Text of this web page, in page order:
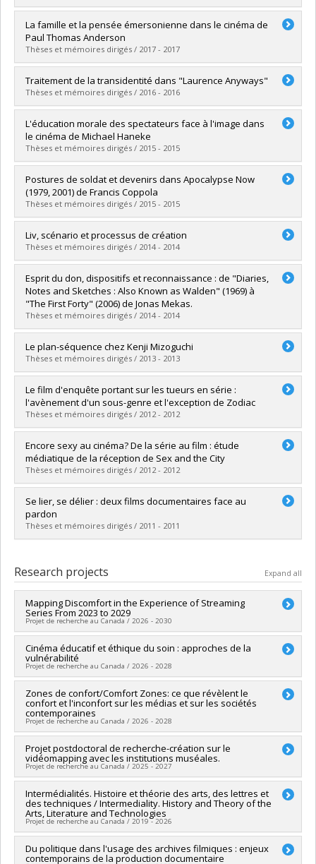
Graduate :McLellan, Justine
Cycle :Master's
Grade :M.A.
Lien vers le document dans Papyrus
La famille et la pensée émersonienne dans le cinéma de
Paul Thomas Anderson
Thèses et mémoires dirigés / 2017 - 2017
Graduate :Pelchat, Patrick
Cycle : Master's
Grade :M.A.
Traitement de la transidentité dans "Laurence Anyways"
Thèses et mémoires dirigés / 2016 - 2016
Graduate : Légeron, Camille
Cycle :Master's
Grade :M.A.
Lien vers le document dans Papyrus
L'éducation morale des spectateurs face à l'image dans
le cinéma de Michael Haneke
Thèses et mémoires dirigés / 2015 - 2015
Graduate :Lévesque, Marc-Antoine
Cycle :Master's
Grade :M.A.
Lien vers le document dans Papyrus
Postures de soldat et devenirs dans Apocalypse Now
(1979, 2001) de Francis Coppola
Thèses et mémoires dirigés / 2015 - 2015
Graduate :Martin-Jean, Emmanuel
Cycle : Master's
Grade :M.A.
Liv, scénario et processus de création
Thèses et mémoires dirigés / 2014 - 2014
Graduate :Brunelle, Joséane
Cycle :Master's
Grade :M.A.
Lien vers le document dans Papyrus
Esprit du don, dispositifs et reconnaissance : de "Diaries,
Notes and Sketches : Also Known as Walden" (1969) à
"The First Forty" (2006) de Jonas Mekas.
Thèses et mémoires dirigés / 2014 - 2014
Graduate :Roufs, Emma
Cycle : Master's
Grade :M.A.
Le plan-séquence chez Kenji Mizoguchi
Thèses et mémoires dirigés / 2013 - 2013
Graduate :Ly, Hieu-Thong
Cycle :Master's
Grade :M.A.
Lien vers le document dans Papyrus
Le film d'enquête portant sur les tueurs en série :
l'avènement d'un sous-genre et l'exception de Zodiac
Thèses et mémoires dirigés / 2012 - 2012
Graduate :Bourque-Alvear, Alexandra
Cycle :Master's
Grade :M.A.
Lien vers le document dans Papyrus
Encore sexy au cinéma? De la série au film : étude
médiatique de la réception de Sex and the City
Thèses et mémoires dirigés / 2012 - 2012
Graduate :Couto, Viviane
Cycle :Master's
Grade :M.A.
Lien vers le document dans Papyrus
Se lier, se délier : deux films documentaires face au
pardon
Thèses et mémoires dirigés / 2011 - 2011
Cycle :Master's
Grade :M.A.
Lien vers le document dans Papyrus
Research projects Expand all
Mapping Discomfort in the Experience of Streaming
Series From 2023 to 2029
Projet de recherche au Canada / 2026 - 2030
Lead researcher :Marta Boni
Co-researchers :
Marion Froger,Stéfany Boisvert
Funding sources:
Grant programs:PVXXXXXX-Subvention Savoir
Cinéma éducatif et éthique du soin : approches de la
vulnérabilité
Projet de recherche au Canada / 2026 - 2028
Lead researcher :André Habib
Co-researchers : Marion Froger,Ingrid Verduyckt,Annaëlle
Winand
Funding sources:CRSH/Conseil de recherches en sciences
humaines du Canada
Grant programs:PV152160-Subvention Connexion
Zones de confort/Comfort Zones: ce que révèlent le
confort et l'inconfort sur les médias et sur les sociétés
contemporaines
Projet de recherche au Canada / 2026 - 2028
Lead researcher :Marta Boni
Co-researchers :Marion Froger,Moduk Koo,
Boisvert
humaines du Canada
Grant programs:PV152160-Subvention Connexion
Projet postdoctoral de recherche-création sur le
vidéomapping avec les institutions muséales.
Projet de recherche au Canada / 2025 - 2027
Lead researcher :Marion Froger
Funding sources: MITACS Inc.
Grant programs:PVXXXXXX-Stage Élévation Québec - MITACS
Intermédialités. Histoire et théorie des arts, des lettres et
des techniques / Intermediality. History and Theory of the
Arts, Literature and Technologies
Projet de recherche au Canada / 2019 - 2026
Lead researcher : Marion Froger,James Cisneros
Co-researchers :Aleksandra Kaminska
Du politique dans l'usage des archives filmiques : enjeux
contemporains de la production documentaire